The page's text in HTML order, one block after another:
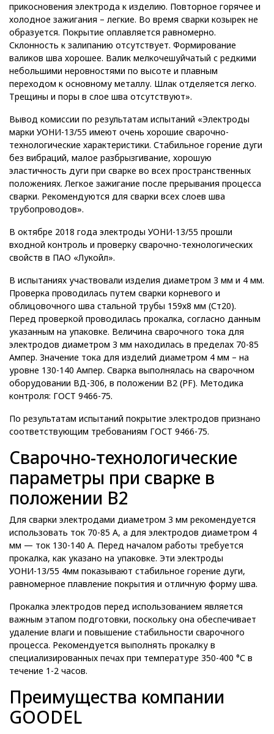
прикосновения электрода к изделию. Повторное горячее и
холодное зажигания – легкие. Во время сварки козырек не
образуется. Покрытие оплавляется равномерно.
Склонность к залипанию отсутствует. Формирование
валиков шва хорошее. Валик мелкочешуйчатый с редкими
небольшими неровностями по высоте и плавным
переходом к основному металлу. Шлак отделяется легко.
Трещины и поры в слое шва отсутствуют».
Вывод комиссии по результатам испытаний «Электроды
марки УОНИ-13/55 имеют очень хорошие сварочно-
технологические характеристики. Стабильное горение дуги
без вибраций, малое разбрызгивание, хорошую
эластичность дуги при сварке во всех пространственных
положениях. Легкое зажигание после прерывания процесса
сварки. Рекомендуются для сварки всех слоев шва
трубопроводов».
В октябре 2018 года электроды УОНИ-13/55 прошли
входной контроль и проверку сварочно-технологических
свойств в ПАО «Лукойл».
В испытаниях участвовали изделия диаметром 3 мм и 4 мм.
Проверка проводилась путем сварки корневого и
облицовочного шва стальной трубы 159х8 мм (Ст20).
Перед проверкой проводилась прокалка, согласно данным
указанным на упаковке. Величина сварочного тока для
электродов диаметром 3 мм находилась в пределах 70-85
Ампер. Значение тока для изделий диаметром 4 мм – на
уровне 130-140 Ампер. Сварка выполнялась на сварочном
оборудовании ВД-306, в положении В2 (PF). Методика
контроля: ГОСТ 9466-75.
По результатам испытаний покрытие электродов признано
соответствующим требованиям ГОСТ 9466-75.
Сварочно-технологические
параметры при сварке в
положении В2
Для сварки электродами диаметром 3 мм рекомендуется
использовать ток 70-85 А, а для электродов диаметром 4
мм — ток 130-140 А. Перед началом работы требуется
прокалка, как указано на упаковке. Эти электроды
УОНИ-13/55 4мм показывают стабильное горение дуги,
равномерное плавление покрытия и отличную форму шва.
Прокалка электродов перед использованием является
важным этапом подготовки, поскольку она обеспечивает
удаление влаги и повышение стабильности сварочного
процесса. Рекомендуется выполнять прокалку в
специализированных печах при температуре 350-400 °С в
течение 1-2 часов.
Преимущества компании
GOODEL